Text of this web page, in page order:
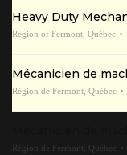
Heavy Duty
Region of Fermont, Québec
Mécanicien de
Région de Fermont, Québec
Région de Fermont, Québec